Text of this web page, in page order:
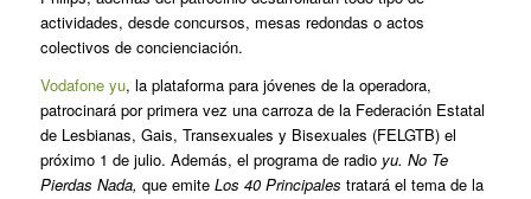
actividades, desde concursos, mesas redondas o actos
colectivos de concienciación.
Vodafone yu, la plataforma para jóvenes de la operadora,
patrocinará por primera vez una carroza de la Federación Estatal
de Lesbianas, Gais, Transexuales y Bisexuales (FELGTB) el
próximo 1 de julio. Además, el programa de radio yu. No Te
Pierdas Nada, que emite Los 40 Principales tratará el tema de la